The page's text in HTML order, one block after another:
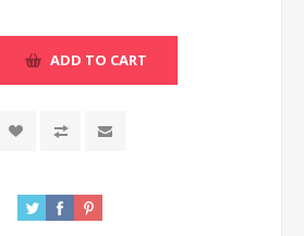
ADD TO CART